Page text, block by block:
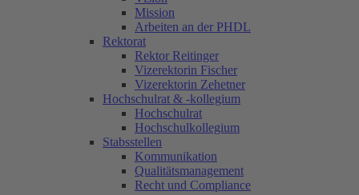
Mission
Arbeiten an der PHDL
Rektorat
Rektor Reitinger
Vizerektorin Fischer
Vizerektorin Zehetner
Hochschulrat & -kollegium
Hochschulrat
Hochschulkollegium
Stabsstellen
Kommunikation
Qualitätsmanagement
Recht und Compliance